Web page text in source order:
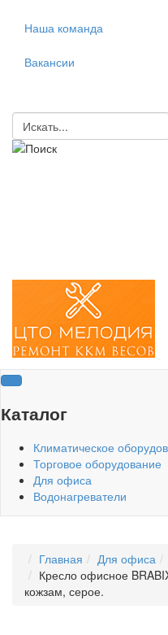
Наша команда
Вакансии
Каталог
Климатическое
Торговое оборудование
Для офиса
Водонагреватели
Главная Для офиса
Кресло офисное
кожзам, серое.